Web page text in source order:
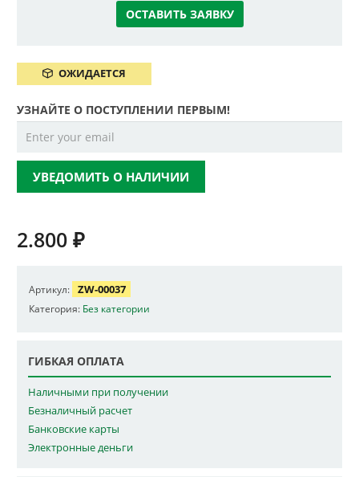
ОСТАВИТЬ ЗАЯВКУ
ОЖИДАЕТСЯ
УЗНАЙТЕ О ПОСТУПЛЕНИИ ПЕРВЫМ!
УВЕДОМИТЬ О НАЛИЧИИ
2.800 ₽
Артикул: ZW-00037
Категория: Без категории
ГИБКАЯ ОПЛАТА
Наличными при получении
Безналичный расчет
Банковские карты
Электронные деньги